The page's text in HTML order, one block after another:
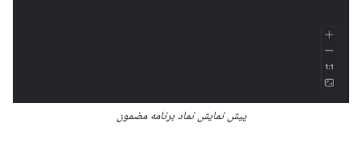
پیش نمایش نماد برنامه مضمون